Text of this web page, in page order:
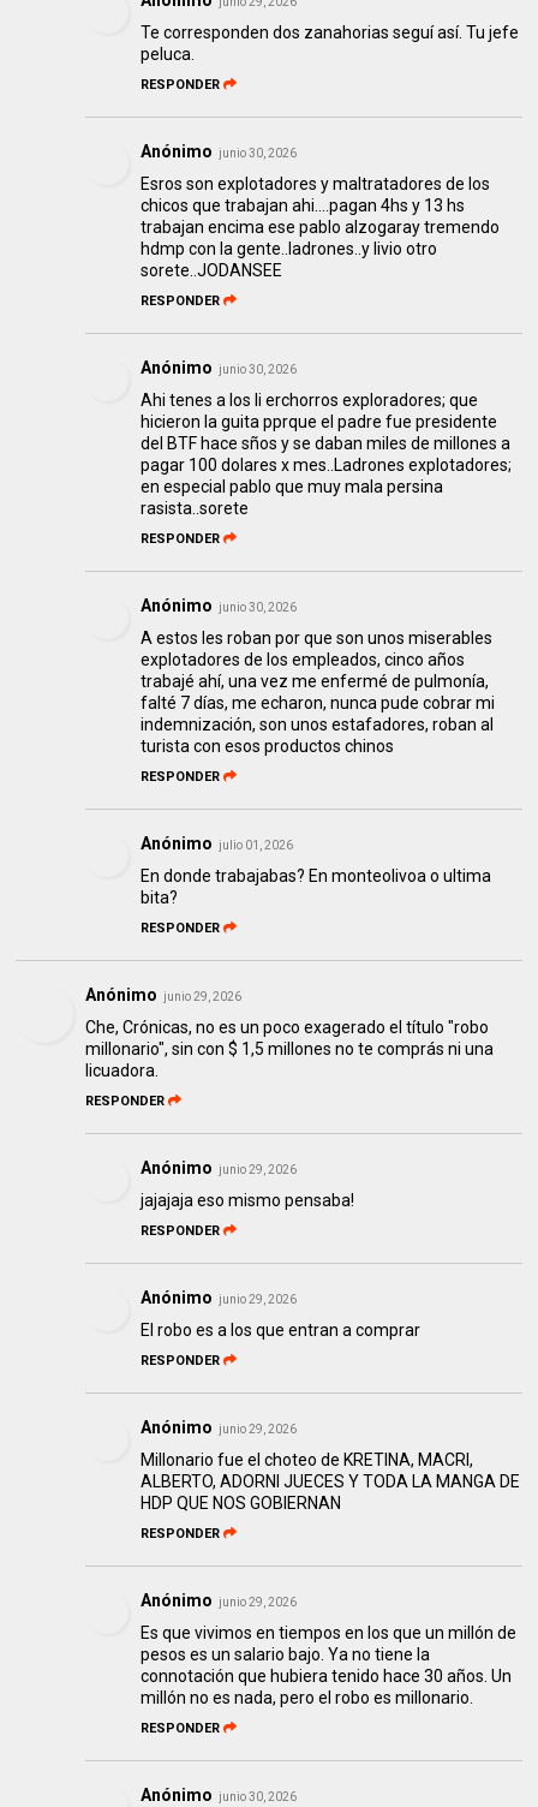
Te corresponden dos zanahorias seguí así. Tu jefe
peluca.
RESPONDER
Anónimo junio 30, 2026
Esros son explotadores y maltratadores de los
chicos que trabajan ahi....pagan 4hs y 13 hs
trabajan encima ese pablo alzogaray tremendo
hdmp con la gente..ladrones..y livio otro
sorete..JODANSEE
RESPONDER
Anónimo junio 30, 2026
Ahi tenes a los li erchorros exploradores; que
hicieron la guita pprque el padre fue presidente
del BTF hace sños y se daban miles de millones a
pagar 100 dolares x mes..Ladrones explotadores;
en especial pablo que muy mala persina
rasista..sorete
RESPONDER
Anónimo junio 30, 2026
A estos les roban por que son unos miserables
explotadores de los empleados, cinco años
trabajé ahí, una vez me enfermé de pulmonía,
falté 7 días, me echaron, nunca pude cobrar mi
indemnización, son unos estafadores, roban al
turista con esos productos chinos
RESPONDER
Anónimo julio 01, 2026
En donde trabajabas? En monteolivoa o ultima
bita?
RESPONDER
Anónimo junio 29, 2026
Che, Crónicas, no es un poco exagerado el título "robo
millonario", sin con $ 1,5 millones no te comprás ni una
licuadora.
RESPONDER
Anónimo junio 29, 2026
jajajaja eso mismo pensaba!
RESPONDER
Anónimo junio 29, 2026
El robo es a los que entran a comprar
RESPONDER
Anónimo junio 29, 2026
Millonario fue el choteo de KRETINA, MACRI,
ALBERTO, ADORNI JUECES Y TODA LA MANGA DE
HDP QUE NOS GOBIERNAN
RESPONDER
Anónimo junio 29, 2026
Es que vivimos en tiempos en los que un millón de
pesos es un salario bajo. Ya no tiene la
connotación que hubiera tenido hace 30 años. Un
millón no es nada, pero el robo es millonario.
RESPONDER
Anónimo junio 30, 2026